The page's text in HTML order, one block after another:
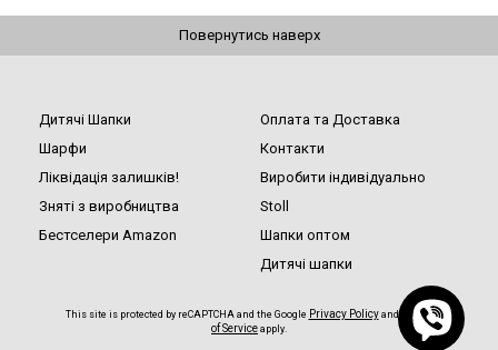
Повернутись наверх
Дитячі Шапки
Шарфи
Ліквідація залишків!
Зняті з виробництва
Бестселери Amazon
Оплата та Доставка
Контакти
Виробити індивідуально
Stoll
Шапки оптом
Дитячі шапки
This site is protected by reCAPTCHA and the Google Privacy Policyand
Terms
of Service apply.